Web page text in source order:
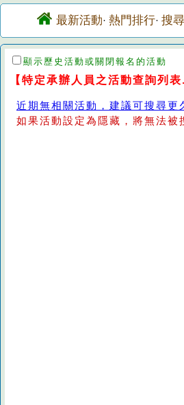
最新活動· 熱門排行· 搜尋
顯示歷史活動或關閉報名的活動
【特定承辦人員之活動查詢列表
近期無相關活動，建議可搜尋更
如果活動設定為隱藏，將無法被